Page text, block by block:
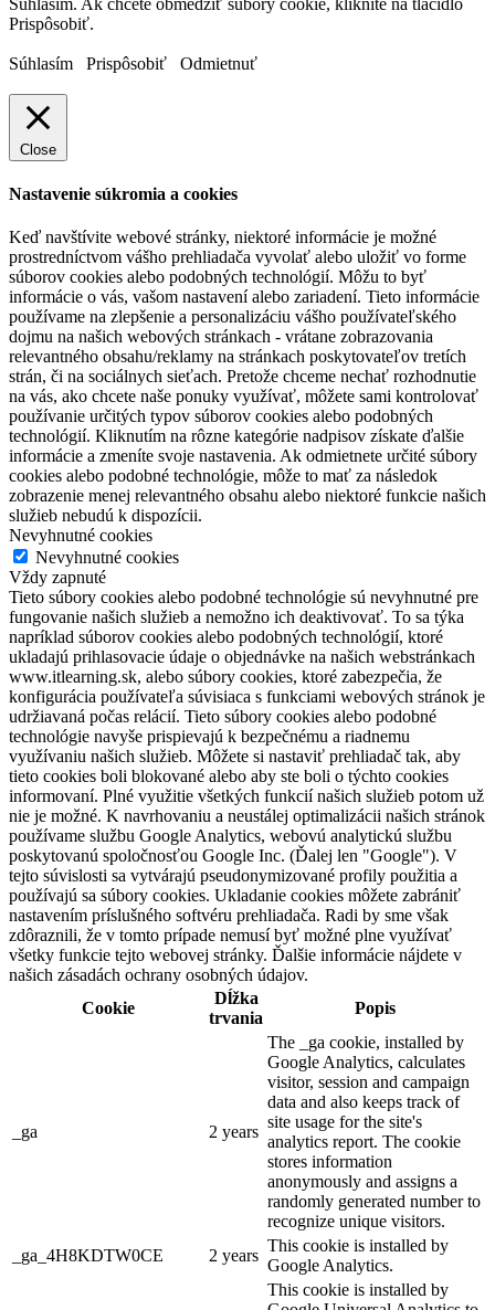
Prispôsobiť.
Súhlasím Prispôsobiť Odmietnuť
Close
Nastavenie súkromia a cookies
Keď navštívite webové stránky, niektoré informácie je možné
prostredníctvom vášho prehliadača vyvolať alebo uložiť vo forme
súborov cookies alebo podobných technológií. Môžu to byť
informácie o vás, vašom nastavení alebo zariadení. Tieto informácie
používame na zlepšenie a personalizáciu vášho používateľského
dojmu na našich webových stránkach - vrátane zobrazovania
relevantného obsahu/reklamy na stránkach poskytovateľov tretích
strán, či na sociálnych sieťach. Pretože chceme nechať rozhodnutie
na vás, ako chcete naše ponuky využívať, môžete sami kontrolovať
používanie určitých typov súborov cookies alebo podobných
technológií. Kliknutím na rôzne kategórie nadpisov získate ďalšie
informácie a zmeníte svoje nastavenia. Ak odmietnete určité súbory
cookies alebo podobné technológie, môže to mať za následok
zobrazenie menej relevantného obsahu alebo niektoré funkcie našich
služieb nebudú k dispozícii.
Nevyhnutné cookies
Nevyhnutné cookies
Vždy zapnuté
Tieto súbory cookies alebo podobné technológie sú nevyhnutné pre
fungovanie našich služieb a nemožno ich deaktivovať. To sa týka
napríklad súborov cookies alebo podobných technológií, ktoré
ukladajú prihlasovacie údaje o objednávke na našich webstránkach
www.itlearning.sk, alebo súbory cookies, ktoré zabezpečia, že
konfigurácia používateľa súvisiaca s funkciami webových stránok je
udržiavaná počas relácií. Tieto súbory cookies alebo podobné
technológie navyše prispievajú k bezpečnému a riadnemu
využívaniu našich služieb. Môžete si nastaviť prehliadač tak, aby
tieto cookies boli blokované alebo aby ste boli o týchto cookies
informovaní. Plné využitie všetkých funkcií našich služieb potom už
nie je možné. K navrhovaniu a neustálej optimalizácii našich stránok
používame službu Google Analytics, webovú analytickú službu
poskytovanú spoločnosťou Google Inc. (Ďalej len "Google"). V
tejto súvislosti sa vytvárajú pseudonymizované profily použitia a
používajú sa súbory cookies. Ukladanie cookies môžete zabrániť
nastavením príslušného softvéru prehliadača. Radi by sme však
zdôraznili, že v tomto prípade nemusí byť možné plne využívať
všetky funkcie tejto webovej stránky. Ďalšie informácie nájdete v
našich zásadách ochrany osobných údajov.
Cookie
Dĺžka
trvania
Popis
_ga 2 years
The _ga cookie, installed by
Google Analytics, calculates
visitor, session and campaign
data and also keeps track of
site usage for the site's
analytics report. The cookie
stores information
anonymously and assigns a
randomly generated number to
recognize unique visitors.
_ga_4H8KDTW0CE
2 years
This cookie is installed by
Google Analytics.
This cookie is installed by